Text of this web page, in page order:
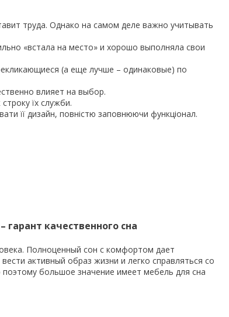
труда. Однако на самом деле важно учитывать
«встала на место» и хорошо выполняла свои
(а еще лучше – одинаковые) по
влияет на выбор.
їх служби.
її дизайн, повністю заповнюючи функціонал.
качественного сна
Полноценный сон с комфортом дает
активный образ жизни и легко справляться со
большое значение имеет мебель для сна